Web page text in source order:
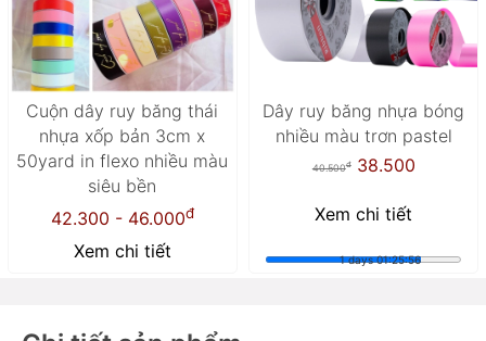
Cuộn dây ruy băng thái
nhựa xốp bản 3cm x
50yard in flexo nhiều màu
siêu bền
42.300 - 46.000đ
Xem chi tiết
Dây ruy băng nhựa bóng
nhiều màu trơn pastel
40.500đ38.500
Xem chi tiết
1 days 01:25:54